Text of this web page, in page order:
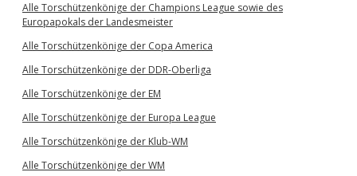
Alle Torschützenkönige der Champions League sowie des
Europapokals der Landesmeister
Alle Torschützenkönige der Copa America
Alle Torschützenkönige der DDR-Oberliga
Alle Torschützenkönige der EM
Alle Torschützenkönige der Europa League
Alle Torschützenkönige der Klub-WM
Alle Torschützenkönige der WM